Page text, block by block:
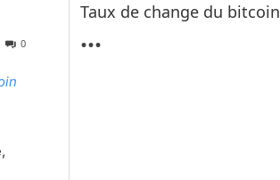
0
Taux de change du bitcoin
...